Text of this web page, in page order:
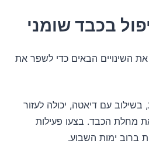
בכבד שומני
את השינויים הבאים כדי לשפר את
בשילוב עם דיאטה, יכולה לעזור
מחלת הכבד. בצעו פעילות